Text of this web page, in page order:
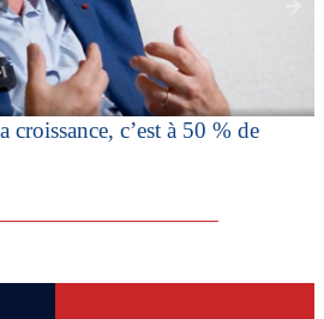
croissance, c’est à 50 % de